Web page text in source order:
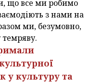
що все ми робимо
з нами на
ми, безумовно,
у культуру та